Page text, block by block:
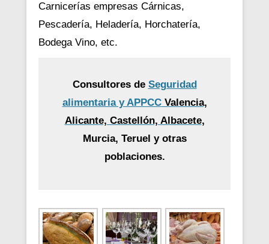
Carnicerías empresas Cárnicas,
Pescadería, Heladería, Horchatería,
Bodega Vino, etc.
Consultores de Seguridad
alimentaria y APPCCValencia,
Alicante, Castellón, Albacete,
Murcia, Teruel y otras
poblaciones.